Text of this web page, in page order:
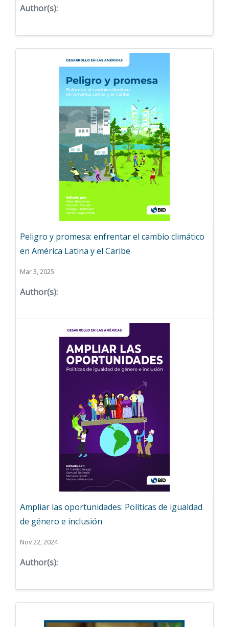
Author(s):
Peligro y promesa: enfrentar el cambio climático
en América Latina y el Caribe
Mar 3, 2025
Author(s):
Ampliar las oportunidades: Políticas de igualdad
de género e inclusión
Nov 22, 2024
Author(s):